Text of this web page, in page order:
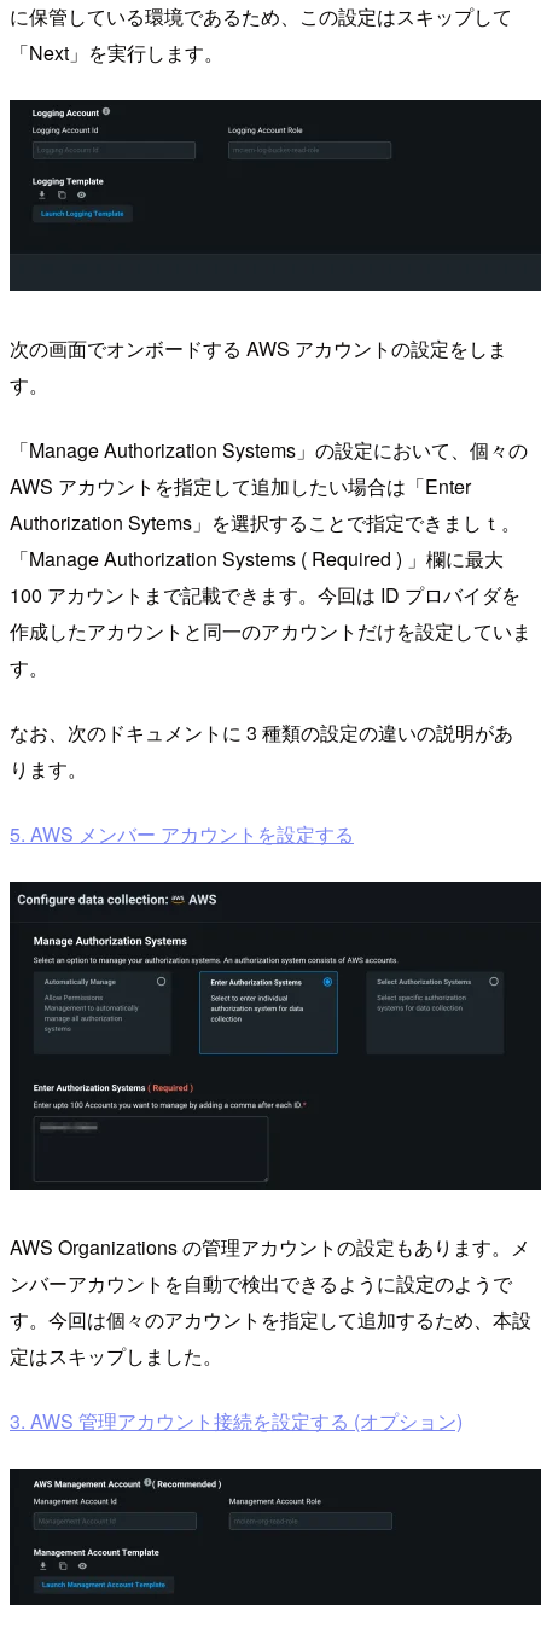
に保管している環境であるため、この設定はスキップして
「Next」を実行します。
次の画面でオンボードする AWS アカウントの設定をしま
す。
「Manage Authorization Systems」の設定において、個々の
AWS アカウントを指定して追加したい場合は「Enter
Authorization Sytems」を選択することで指定できましｔ。
「Manage Authorization Systems ( Required ) 」欄に最大
100 アカウントまで記載できます。今回は ID プロバイダを
作成したアカウントと同一のアカウントだけを設定していま
す。
なお、次のドキュメントに 3 種類の設定の違いの説明があ
ります。
5. AWS メンバー アカウントを設定する
AWS Organizations の管理アカウントの設定もあります。メ
ンバーアカウントを自動で検出できるように設定のようで
す。今回は個々のアカウントを指定して追加するため、本設
定はスキップしました。
3. AWS 管理アカウント接続を設定する (オプション)